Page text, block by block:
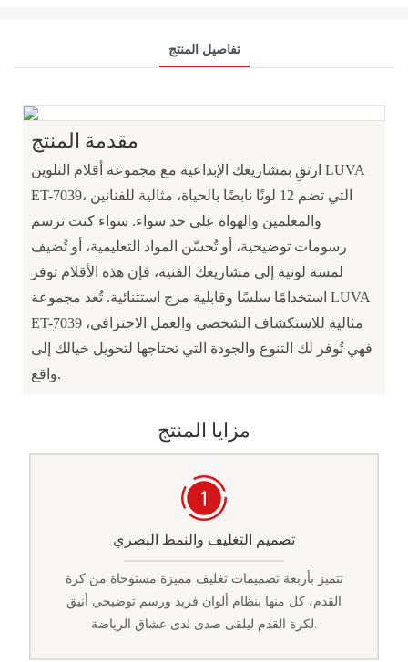
تفاصيل المنتج
مقدمة المنتج
ارتقِ بمشاريعك الإبداعية مع مجموعة أقلام التلوين LUVA
ET-7039، التي تضم 12 لونًا نابضًا بالحياة، مثالية للفنانين
والمعلمين والهواة على حد سواء. سواء كنت ترسم
رسومات توضيحية، أو تُحسّن المواد التعليمية، أو تُضيف
لمسة لونية إلى مشاريعك الفنية، فإن هذه الأقلام توفر
استخدامًا سلسًا وقابلية مزج استثنائية. تُعد مجموعة LUVA
ET-7039 مثالية للاستكشاف الشخصي والعمل الاحترافي،
فهي تُوفر لك التنوع والجودة التي تحتاجها لتحويل خيالك إلى
واقع.
مزايا المنتج
تصميم التغليف والنمط البصري
تتميز بأربعة تصميمات تغليف مميزة مستوحاة من كرة
القدم، كل منها بنظام ألوان فريد ورسم توضيحي أنيق
لكرة القدم ليلقى صدى لدى عشاق الرياضة.